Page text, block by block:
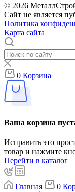
© 2026
Сайт не является
Политика
Карта сайта
0 Корзина
Ваша корзина
Исправить это
товар и нажмите
Перейти в каталог
Главная 0